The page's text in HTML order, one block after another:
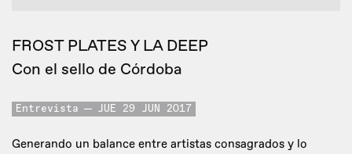
FROST PLATES Y LA DEEP
Con el sello de Córdoba
Entrevista JUE 29 JUN 2017
Generando un balance entre artistas consagrados y lo